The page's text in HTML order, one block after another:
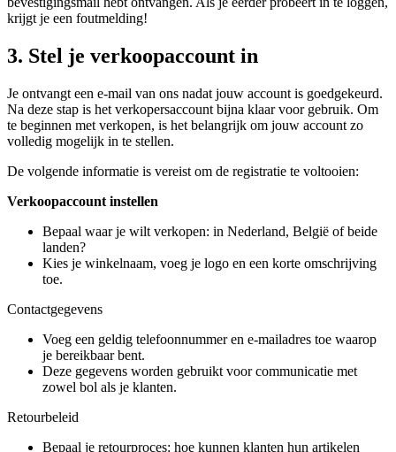
krijgt je een foutmelding!
3. Stel je verkoopaccount in
Je ontvangt een e-mail van ons nadat jouw account is goedgekeurd.
Na deze stap is het verkopersaccount bijna klaar voor gebruik. Om
te beginnen met verkopen, is het belangrijk om jouw account zo
volledig mogelijk in te stellen.
De volgende informatie is vereist om de registratie te voltooien:
Verkoopaccount instellen
Bepaal waar je wilt verkopen: in Nederland, België of beide
landen?
Kies je winkelnaam, voeg je logo en een korte omschrijving
toe.
Contactgegevens
Voeg een geldig telefoonnummer en e-mailadres toe waarop
je bereikbaar bent.
Deze gegevens worden gebruikt voor communicatie met
zowel bol als je klanten.
Retourbeleid
Bepaal je retourproces: hoe kunnen klanten hun artikelen